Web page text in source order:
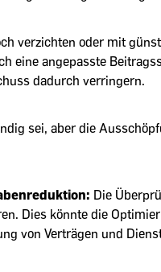
verzichten oder mit
eine angepasste
dadurch verringern.
sei, aber die
Die
Dies könnte die
von Verträgen und